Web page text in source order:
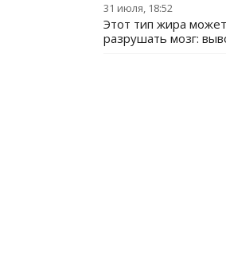
31 июля, 18:52
Этот тип жира
разрушать мозг: